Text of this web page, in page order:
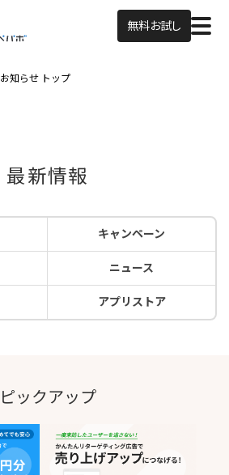
無料お試し
お知らせ トップ
最新情報
キャンペーン
ニュース
アプリストア
ピックアップ